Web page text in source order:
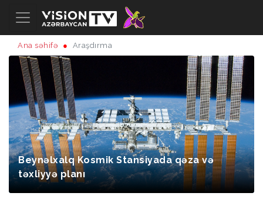
Ana səhifə Araşdırma
Beynəlxalq Kosmik Stansiyada qəza və
təxliyyə planı